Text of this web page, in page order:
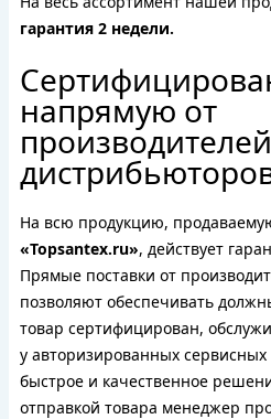
гарантия 2 недели.
напрямую от
На всю продукцию,
«Topsantex.ru», действует
Прямые поставки от
позволяют обеспечивать
товар сертифицирован,
у авторизированных
быстрое и качественное
отправкой товара менеджер